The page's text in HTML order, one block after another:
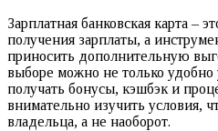
Зарплатная банковская карта –
получения зарплаты, а
приносить дополнительную
выборе можно не только удобно
получать бонусы, кэшбэк и
внимательно изучить условия,
владельца, а не наоборот.